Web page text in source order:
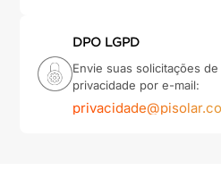
DPO LGPD
Envie suas solicitações de
privacidade por e-mail: